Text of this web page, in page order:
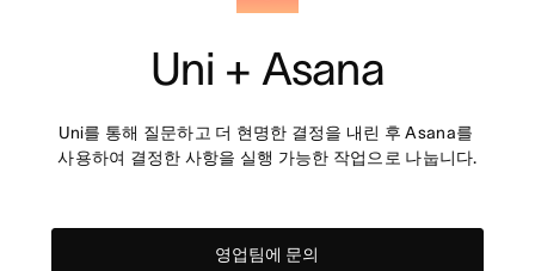
Uni + Asana
Uni를 통해 질문하고 더 현명한 결정을 내린 후 Asana를
사용하여 결정한 사항을 실행 가능한 작업으로 나눕니다.
영업팀에 문의